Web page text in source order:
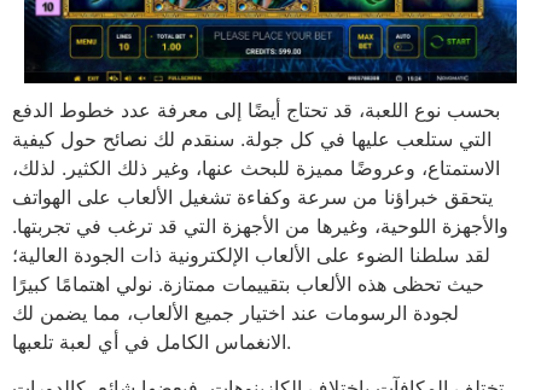
بحسب نوع اللعبة، قد تحتاج أيضًا إلى معرفة عدد خطوط الدفع
التي ستلعب عليها في كل جولة. سنقدم لك نصائح حول كيفية
الاستمتاع، وعروضًا مميزة للبحث عنها، وغير ذلك الكثير. لذلك،
يتحقق خبراؤنا من سرعة وكفاءة تشغيل الألعاب على الهواتف
والأجهزة اللوحية، وغيرها من الأجهزة التي قد ترغب في تجربتها.
لقد سلطنا الضوء على الألعاب الإلكترونية ذات الجودة العالية؛
حيث تحظى هذه الألعاب بتقييمات ممتازة. نولي اهتمامًا كبيرًا
لجودة الرسومات عند اختيار جميع الألعاب، مما يضمن لك
الانغماس الكامل في أي لعبة تلعبها.